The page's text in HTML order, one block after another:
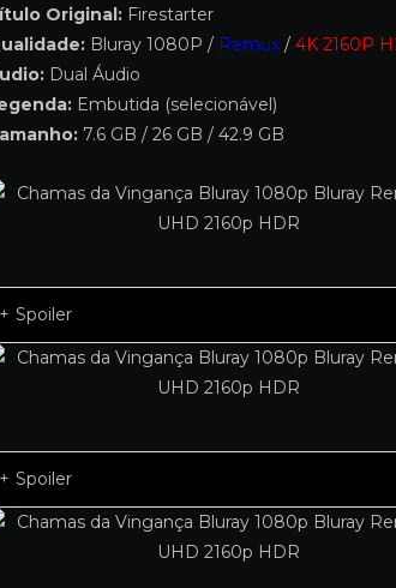
Original: Firestarter
Bluray 1080P / Remux / 4K 2160P
Dual Áudio
Embutida (selecionável)
7.6 GB / 26 GB / 42.9 GB
Spoiler
Spoiler